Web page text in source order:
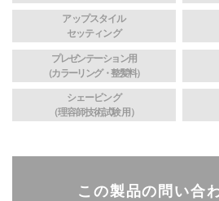
アップスタイル
セッティング
プレゼンテーション用
（カラーリング・整髪料）
シェービング
（理容師技術試験用）
この製品の問い合